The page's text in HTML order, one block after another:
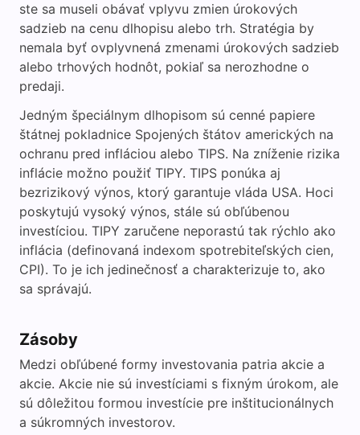
ste sa museli obávať vplyvu zmien úrokových
sadzieb na cenu dlhopisu alebo trh. Stratégia by
nemala byť ovplyvnená zmenami úrokových sadzieb
alebo trhových hodnôt, pokiaľ sa nerozhodne o
predaji.
Jedným špeciálnym dlhopisom sú cenné papiere
štátnej pokladnice Spojených štátov amerických na
ochranu pred infláciou alebo TIPS. Na zníženie rizika
inflácie možno použiť TIPY. TIPS ponúka aj
bezrizikový výnos, ktorý garantuje vláda USA. Hoci
poskytujú vysoký výnos, stále sú obľúbenou
investíciou. TIPY zaručene neporastú tak rýchlo ako
inflácia (definovaná indexom spotrebiteľských cien,
CPI). To je ich jedinečnosť a charakterizuje to, ako
sa správajú.
Zásoby
Medzi obľúbené formy investovania patria akcie a
akcie. Akcie nie sú investíciami s fixným úrokom, ale
sú dôležitou formou investície pre inštitucionálnych
a súkromných investorov.